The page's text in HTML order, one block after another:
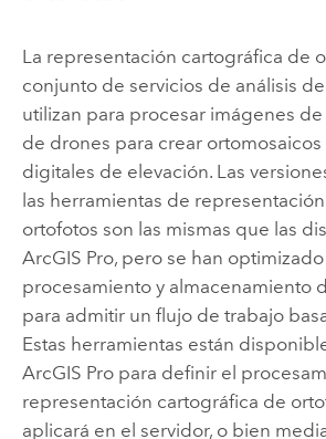
La representación cartográfica de
conjunto de servicios de análisis
utilizan para procesar imágenes de
de drones para crear
digitales de elevación. Las
las herramientas de
ortofotos son las mismas que las
ArcGIS Pro, pero se han
procesamiento y almacenamiento
para admitir un flujo de trabajo
Estas herramientas están
ArcGIS Propara definir el
representación cartográfica de
aplicará en el servidor, o bien